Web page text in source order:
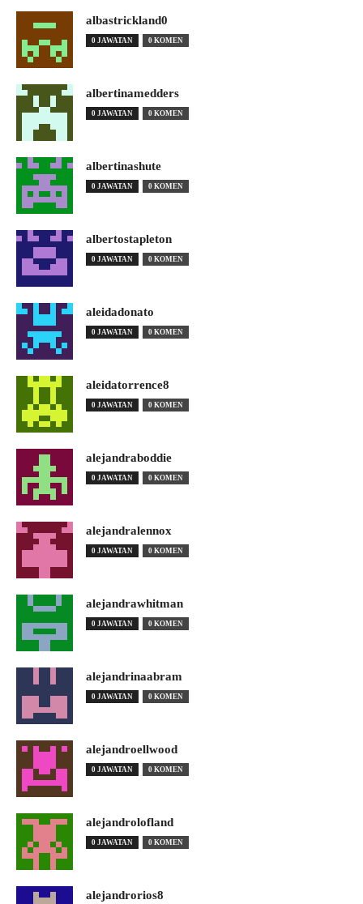
albastrickland0
0 JAWATAN 0 KOMEN
albertinamedders
0 JAWATAN 0 KOMEN
albertinashute
0 JAWATAN 0 KOMEN
albertostapleton
0 JAWATAN 0 KOMEN
aleidadonato
0 JAWATAN 0 KOMEN
aleidatorrence8
0 JAWATAN 0 KOMEN
alejandraboddie
0 JAWATAN 0 KOMEN
alejandralennox
0 JAWATAN 0 KOMEN
alejandrawhitman
0 JAWATAN 0 KOMEN
alejandrinaabram
0 JAWATAN 0 KOMEN
alejandroellwood
0 JAWATAN 0 KOMEN
alejandrolofland
0 JAWATAN 0 KOMEN
alejandrorios8